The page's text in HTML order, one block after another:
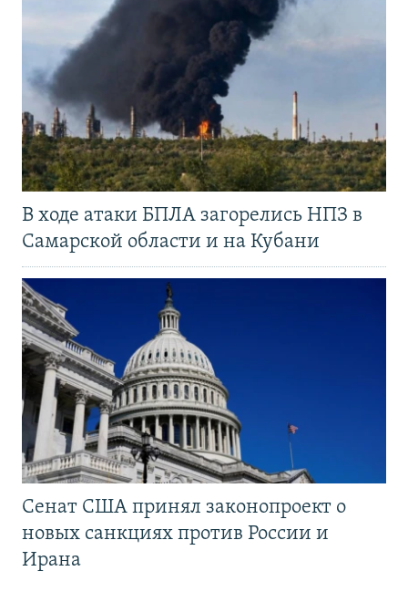
В ходе атаки БПЛА загорелись НПЗ в
Самарской области и на Кубани
Сенат США принял законопроект о
новых санкциях против России и
Ирана